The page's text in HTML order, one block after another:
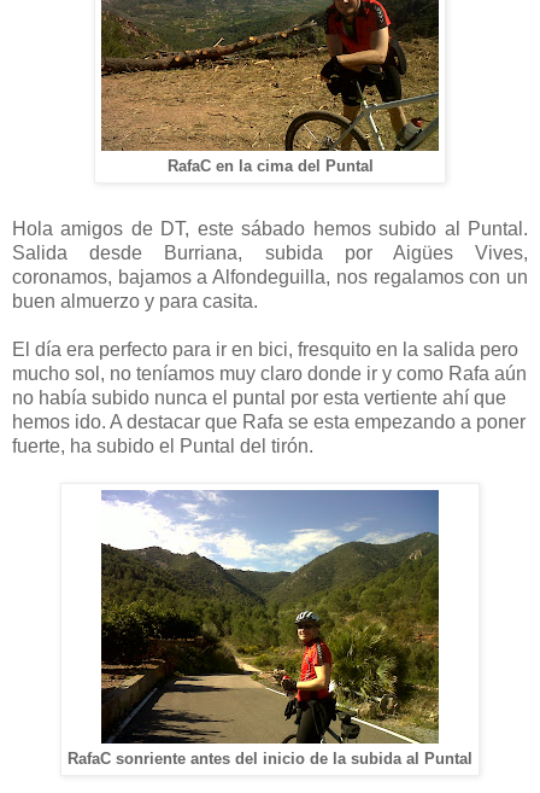
RafaC en la cima del Puntal
Hola amigos de DT, este sábado hemos subido al Puntal.
Salida desde Burriana, subida por Aigües Vives,
coronamos, bajamos a Alfondeguilla, nos regalamos con un
buen almuerzo y para casita.
El día era perfecto para ir en bici, fresquito en la salida pero
mucho sol, no teníamos muy claro donde ir y como Rafa aún
no había subido nunca el puntal por esta vertiente ahí que
hemos ido. A destacar que Rafa se esta empezando a poner
fuerte, ha subido el Puntal del tirón.
RafaC sonriente antes del inicio de la subida al Puntal